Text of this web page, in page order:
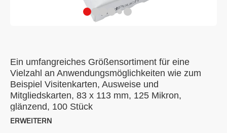
Ein umfangreiches Größensortiment für eine
Vielzahl an Anwendungsmöglichkeiten wie zum
Beispiel Visitenkarten, Ausweise und
Mitgliedskarten, 83 x 113 mm, 125 Mikron,
glänzend, 100 Stück
ERWEITERN